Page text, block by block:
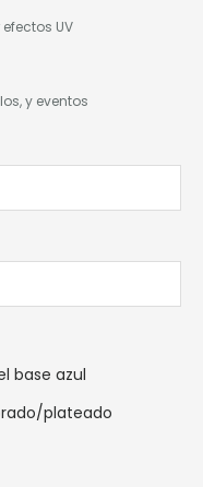
UV
y eventos
base azul
plateado